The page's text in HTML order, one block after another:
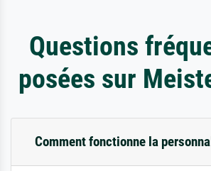
Questions
posées sur
Comment fonctionne la